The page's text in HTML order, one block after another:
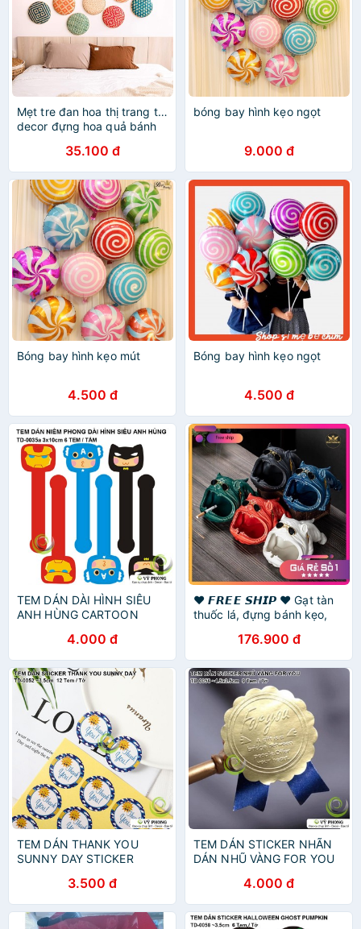
Mẹt tre đan hoa thị trang trí,
decor đựng hoa quả bánh
hàng xuất khẩu
35.100 đ
bóng bay hình kẹo ngọt
9.000 đ
Bóng bay hình kẹo mút
4.500 đ
Bóng bay hình kẹo ngọt
4.500 đ
TEM DÁN DÀI HÌNH SIÊU
ANH HÙNG CARTOON
TRÍ HỘP QUÀ BAO BÌ BÁNH
KẸO TD-0035
4.000 đ
❤️ 𝙁𝙍𝙀𝙀 𝙎𝙃𝙄𝙋 ❤️ Gạt tàn
thuốc lá, đựng bánh kẹo,
chó Bully đáng yêu
176.900 đ
TEM DÁN THANK YOU
SUNNY DAY STICKER
NIÊM PHONG BAO BÌ HỘP
QUÀ BÁNH KẸO TD-0052
3.500 đ
TEM DÁN STICKER NHÃN
DÁN NHŨ VÀNG FOR YOU
BAO BÌ HỘP QUÀ BÁNH
KẸO TD-0056
4.000 đ